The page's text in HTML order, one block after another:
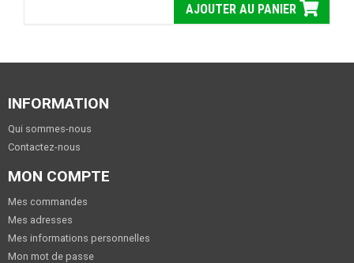
AJOUTER AU PANIER
INFORMATION
Qui sommes-nous
Contactez-nous
MON COMPTE
Mes commandes
Mes adresses
Mes informations personnelles
Mon mot de passe